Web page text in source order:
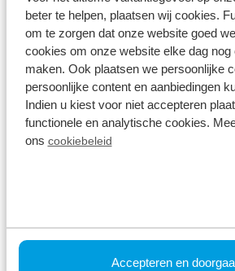
beter te helpen, plaatsen wij cookies.
om te zorgen dat onze website goed
cookies om onze website elke dag nog
maken. Ook plaatsen we persoonlijke
persoonlijke content en aanbiedingen
Indien u kiest voor niet accepteren
functionele en analytische cookies.
ons cookiebeleid
Accepteren en
Im Park